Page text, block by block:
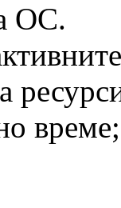
ОС.
време;